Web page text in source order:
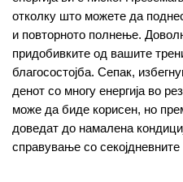
отколку што можете да
и повторното полнење.
придобивките од вашите
благосостојба. Сепак,
денот со многу енергија во
може да биде корисен, но
доведат до намалена
справување со